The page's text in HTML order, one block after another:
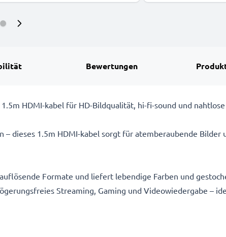
Bewertungen
HDMI-kabel für HD-Bildqualität, hi-fi-sound und nahtlose
dieses 1.5m HDMI-kabel sorgt für atemberaubende Bilder
Formate und liefert lebendige Farben und
Streaming, Gaming und Videowiedergabe –